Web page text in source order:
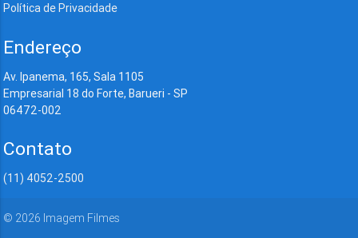
Política de Privacidade
Endereço
Av. Ipanema, 165, Sala 1105
Empresarial 18 do Forte, Barueri - SP
06472-002
Contato
(11) 4052-2500
© 2026 Imagem Filmes